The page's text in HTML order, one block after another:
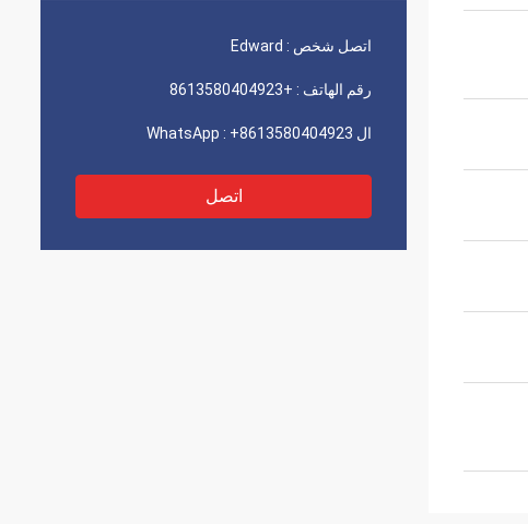
اتصل شخص : Edward
رقم الهاتف : +8613580404923
ال WhatsApp : +8613580404923
اتصل